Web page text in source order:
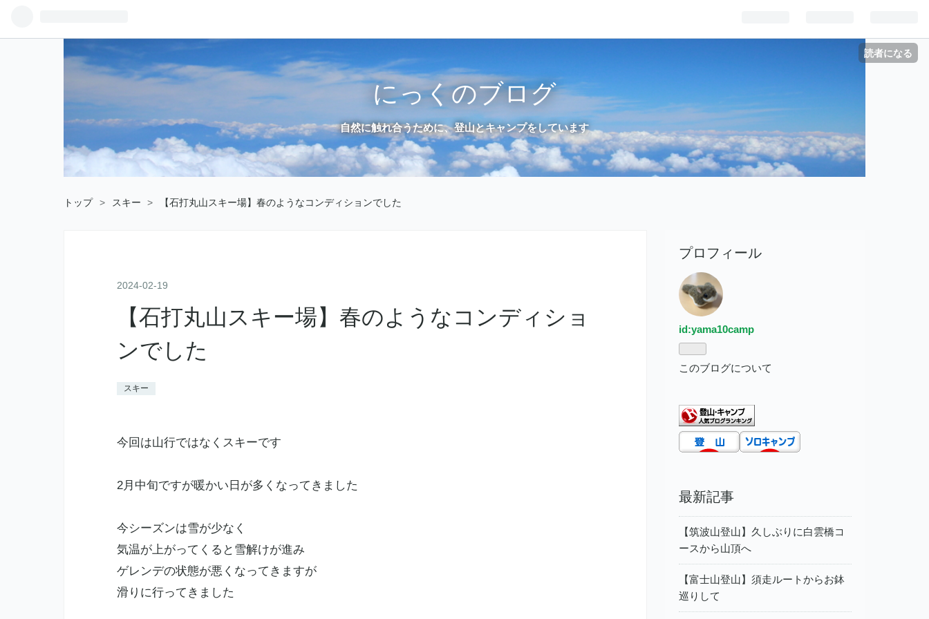
読者になる
にっくのブログ
自然に触れ合うために、登山とキャンプをしています
トップ > スキー > 【石打丸山スキー場】春のようなコンディションでした
2024-02-19
【石打丸山スキー場】春のようなコンディショ
ンでした
スキー
今回は山行ではなくスキーです
2月中旬ですが暖かい日が多くなってきました
今シーズンは雪が少なく
気温が上がってくると雪解けが進み
ゲレンデの状態が悪くなってきますが
滑りに行ってきました
プロフィール
id:yama10camp
このブログについて
最新記事
【筑波山登山】久しぶりに白雲橋コ
ースから山頂へ
【富士山登山】須走ルートからお鉢
巡りして